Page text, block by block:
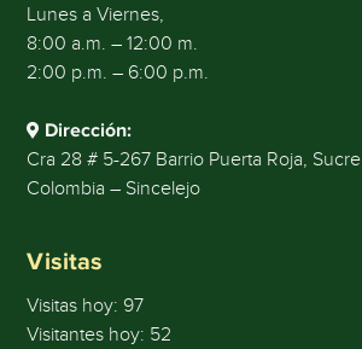
Lunes a Viernes,
8:00 a.m. – 12:00 m.
2:00 p.m. – 6:00 p.m.
Dirección:
Cra 28 # 5-267 Barrio Puerta Roja, Sucre
Colombia – Sincelejo
Visitas
Visitas hoy: 97
Visitantes hoy: 52